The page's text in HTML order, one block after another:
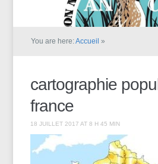
You are here:Accueil »
cartographie
france
18 JUILLET 2017 AT 8 H 45 MIN